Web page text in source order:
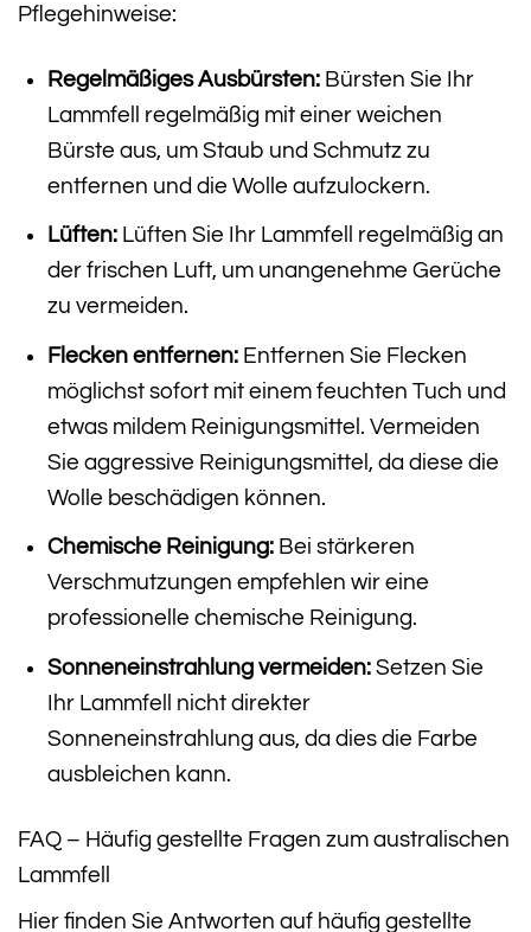
Pflegehinweise:
Regelmäßiges Ausbürsten:Bürsten Sie Ihr
Lammfell regelmäßig mit einer weichen
Bürste aus, um Staub und Schmutz zu
entfernen und die Wolle aufzulockern.
Lüften:Lüften Sie Ihr Lammfell regelmäßig an
der frischen Luft, um unangenehme Gerüche
zu vermeiden.
Flecken entfernen:Entfernen Sie Flecken
möglichst sofort mit einem feuchten Tuch und
etwas mildem Reinigungsmittel. Vermeiden
Sie aggressive Reinigungsmittel, da diese die
Wolle beschädigen können.
Chemische Reinigung:Bei stärkeren
Verschmutzungen empfehlen wir eine
professionelle chemische Reinigung.
Sonneneinstrahlung vermeiden:Setzen Sie
Ihr Lammfell nicht direkter
Sonneneinstrahlung aus, da dies die Farbe
ausbleichen kann.
FAQ – Häufig gestellte Fragen zum australischen
Lammfell
Hier finden Sie Antworten auf häufig gestellte